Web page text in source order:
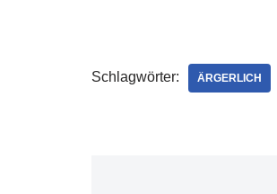
Schlagwörter: ÄRGERLICH